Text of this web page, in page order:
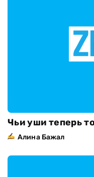
Чьи уши теперь
Алина Бажал